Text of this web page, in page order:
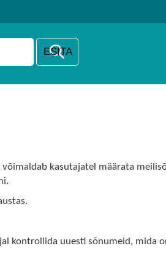
kasutajatel määrata
kontrollida uuesti sõnumeid, mida